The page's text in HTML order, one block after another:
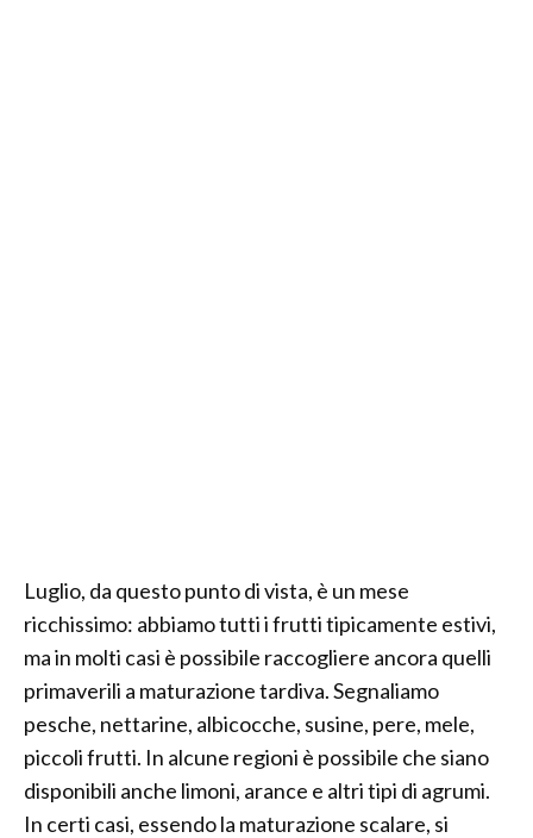
Luglio, da questo punto di vista, è un mese
ricchissimo: abbiamo tutti i frutti tipicamente estivi,
ma in molti casi è possibile raccogliere ancora quelli
primaverili a maturazione tardiva. Segnaliamo
pesche, nettarine, albicocche, susine, pere, mele,
piccoli frutti. In alcune regioni è possibile che siano
disponibili anche limoni, arance e altri tipi di agrumi.
In certi casi, essendo la maturazione scalare, si